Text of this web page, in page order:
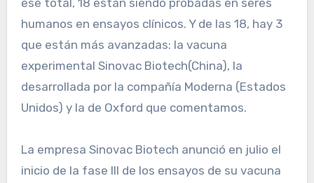
ese total, 18 están siendo probadas en seres
humanos en ensayos clínicos. Y de las 18, hay 3
que están más avanzadas: la vacuna
experimental Sinovac Biotech(China), la
desarrollada por la compañía Moderna (Estados
Unidos) y la de Oxford que comentamos.
La empresa Sinovac Biotech anunció en julio el
inicio de la fase III de los ensayos de su vacuna